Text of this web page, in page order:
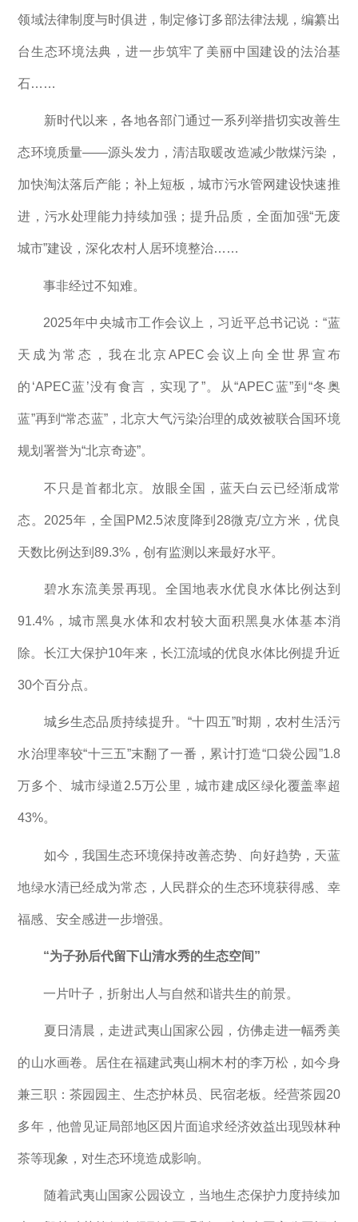
领域法律制度与时俱进，制定修订多部法律法规，编纂出
台生态环境法典，进一步筑牢了美丽中国建设的法治基
石……
新时代以来，各地各部门通过一系列举措切实改善生
态环境质量——源头发力，清洁取暖改造减少散煤污染，
加快淘汰落后产能；补上短板，城市污水管网建设快速推
进，污水处理能力持续加强；提升品质，全面加强“无废
城市”建设，深化农村人居环境整治……
事非经过不知难。
2025年中央城市工作会议上，习近平总书记说：“蓝
天成为常态，我在北京APEC会议上向全世界宣布
的‘APEC蓝’没有食言，实现了”。从“APEC蓝”到“冬奥
蓝”再到“常态蓝”，北京大气污染治理的成效被联合国环境
规划署誉为“北京奇迹”。
不只是首都北京。放眼全国，蓝天白云已经渐成常
态。2025年，全国PM2.5浓度降到28微克/立方米，优良
天数比例达到89.3%，创有监测以来最好水平。
碧水东流美景再现。全国地表水优良水体比例达到
91.4%，城市黑臭水体和农村较大面积黑臭水体基本消
除。长江大保护10年来，长江流域的优良水体比例提升近
30个百分点。
城乡生态品质持续提升。“十四五”时期，农村生活污
水治理率较“十三五”末翻了一番，累计打造“口袋公园”1.8
万多个、城市绿道2.5万公里，城市建成区绿化覆盖率超
43%。
如今，我国生态环境保持改善态势、向好趋势，天蓝
地绿水清已经成为常态，人民群众的生态环境获得感、幸
福感、安全感进一步增强。
“为子孙后代留下山清水秀的生态空间”
一片叶子，折射出人与自然和谐共生的前景。
夏日清晨，走进武夷山国家公园，仿佛走进一幅秀美
的山水画卷。居住在福建武夷山桐木村的李万松，如今身
兼三职：茶园园主、生态护林员、民宿老板。经营茶园20
多年，他曾见证局部地区因片面追求经济效益出现毁林种
茶等现象，对生态环境造成影响。
随着武夷山国家公园设立，当地生态保护力度持续加